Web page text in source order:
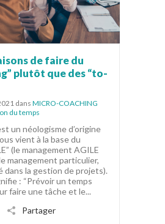
de faire du
plutôt que des “to-
dans MICRO-COACHING
du temps
un néologisme d’origine
vient à la base du
(le management AGILE
management particulier,
dans la gestion de projets).
: “Prévoir un temps
faire une tâche et le...
Partager